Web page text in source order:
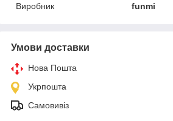
Виробник
funmi
Умови доставки
Нова Пошта
Укрпошта
Самовивіз